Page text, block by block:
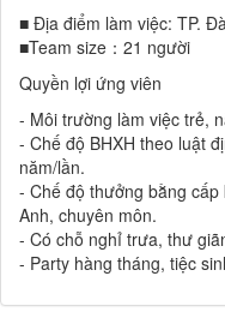
■ Địa điểm làm việc: TP.
■Team size：21 người
Quyền lợi ứng viên
- Môi trường làm việc trẻ,
- Chế độ BHXH theo luật
năm/lần.
- Chế độ thưởng bằng
Anh, chuyên môn.
- Có chỗ nghỉ trưa, thư
- Party hàng tháng, tiệc